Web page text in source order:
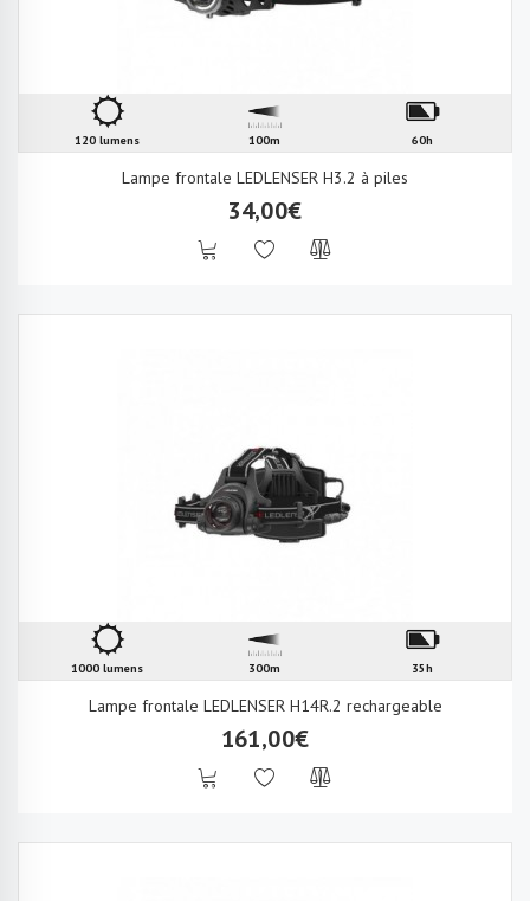
120 lumens 100m 60h
Lampe frontale LEDLENSER H3.2 à piles
34,00€
1000 lumens 300m 35h
Lampe frontale LEDLENSER H14R.2 rechargeable
161,00€